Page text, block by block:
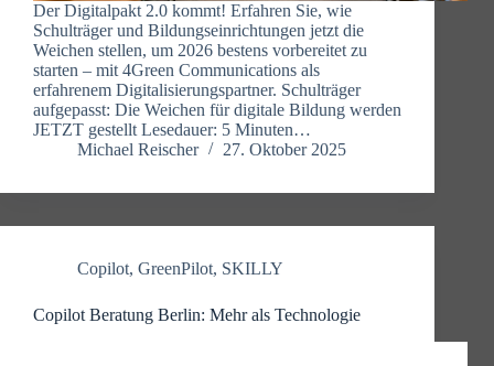
Der Digitalpakt 2.0 kommt! Erfahren Sie, wie
Schulträger und Bildungseinrichtungen jetzt die
Weichen stellen, um 2026 bestens vorbereitet zu
starten – mit 4Green Communications als
erfahrenem Digitalisierungspartner. Schulträger
aufgepasst: Die Weichen für digitale Bildung werden
JETZT gestellt Lesedauer: 5 Minuten…
Michael Reischer
27. Oktober 2025
Copilot, GreenPilot, SKILLY
Copilot Beratung Berlin: Mehr als Technologie